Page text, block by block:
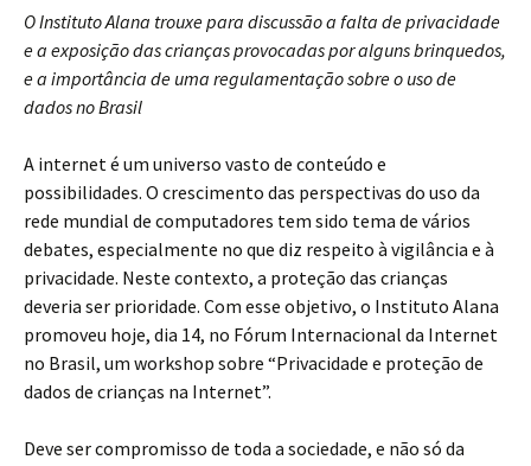
O Instituto Alana trouxe para discussão a falta de privacidade
e a exposição das crianças provocadas por alguns brinquedos,
e a importância de uma regulamentação sobre o uso de
dados no Brasil
A internet é um universo vasto de conteúdo e
possibilidades. O crescimento das perspectivas do uso da
rede mundial de computadores tem sido tema de vários
debates, especialmente no que diz respeito à vigilância e à
privacidade. Neste contexto, a proteção das crianças
deveria ser prioridade. Com esse objetivo, o Instituto Alana
promoveu hoje, dia 14, no Fórum Internacional da Internet
no Brasil, um workshop sobre “Privacidade e proteção de
dados de crianças na Internet”.
Deve ser compromisso de toda a sociedade, e não só da